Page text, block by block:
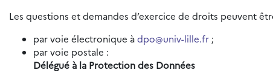
Les questions et demandes d’exercice de droits peuvent
par voie électronique àdpo@univ-lille.fr ;
par voie postale :
Délégué à la Protection des Données